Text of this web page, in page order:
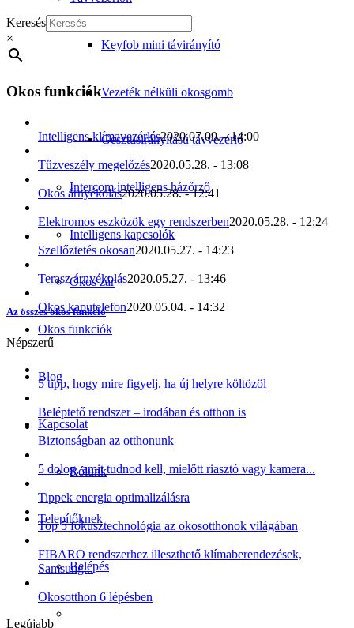
Keyfob mini távirányító
Vezeték nélküli okosgomb
Gesztusirányítású távvezérlő
Intercom intelligens házőrző
Intelligens kapcsolók
Okos zár
Okos funkciók
Blog
Kapcsolat
Rólunk
Telepítőknek
Belépés
Keresés
×
Okos funkciók
Intelligens klímavezérlés2020.07.09. - 14:00
Tűzveszély megelőzés2020.05.28. - 13:08
Okos árnyékolás2020.05.28. - 12:41
Elektromos eszközök egy rendszerben2020.05.28. - 12:24
Szellőztetés okosan2020.05.27. - 14:23
Terasz árnyékolás2020.05.27. - 13:46
Okos kaputelefon2020.05.04. - 14:32
Az összes okos funkció
Népszerű
5 tipp, hogy mire figyelj, ha új helyre költözöl
Beléptető rendszer – irodában és otthon is
Biztonságban az otthonunk
5 dolog, amit tudnod kell, mielőtt riasztó vagy kamera...
Tippek energia optimalizálásra
Top 5 fókusztechnológia az okosotthonok világában
FIBARO rendszerhez illeszthető klímaberendezések,
Samsung...
Okosotthon 6 lépésben
Legújabb